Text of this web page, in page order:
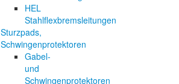
HEL
Stahlflexbremsleitungen
Sturzpads,
Schwingenprotektoren
Gabel-
und
Schwingenprotektoren